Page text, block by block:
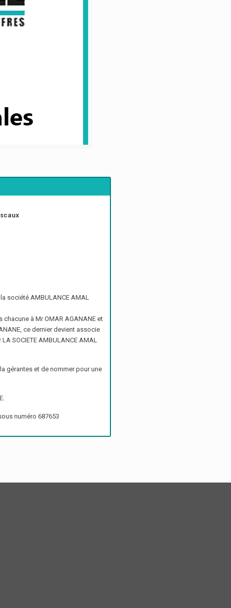
société AMBULANCE AMAL
à Mr OMAR AGANANE et
ce dernier devient associe
SOCIETE AMBULANCE AMAL
gérantes et de nommer pour une
numéro 687653